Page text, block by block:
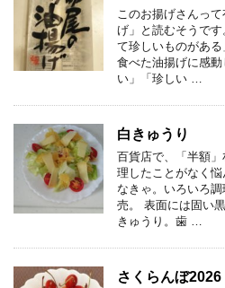
このお揚げさんっ
げ」と読むそうで
て珍しいものがあ
食べた油揚げに感
い」「珍しい …
白きゅうり
百貨店で、「半額
理したことがなく
なきゃ。いろいろ
売。 表面には固い
きゅうり。歯 …
さくらんぼ2026